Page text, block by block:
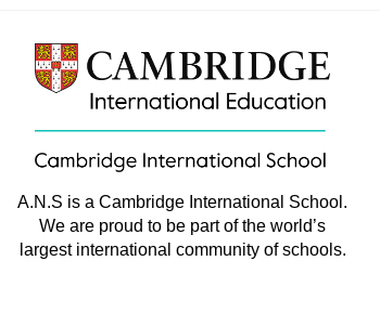
A.N.S is a Cambridge International School.
We are proud to be part of the world’s
largest international community of schools.